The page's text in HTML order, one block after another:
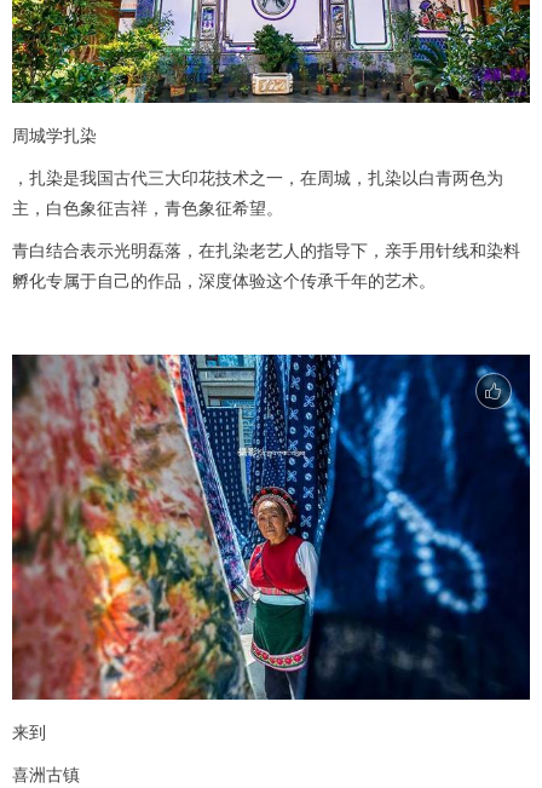
周城学扎染
，扎染是我国古代三大印花技术之一，在周城，扎染以白青两色为
主，白色象征吉祥，青色象征希望。
青白结合表示光明磊落，在扎染老艺人的指导下，亲手用针线和染料
孵化专属于自己的作品，深度体验这个传承千年的艺术。
来到
喜洲古镇